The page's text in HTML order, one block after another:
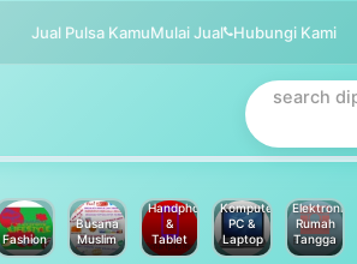
Jual Pulsa KamuMulai Jual Hubungi Kami
Fashion
Busana
Muslim
Handphone
&
Tablet
Komputer
PC &
Laptop
Elektronik
Rumah
Tangga